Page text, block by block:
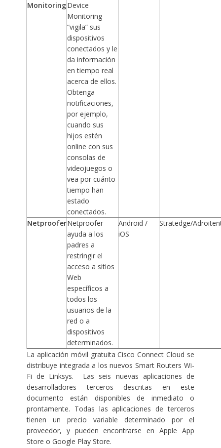
MonitoringDevice
Monitoring
“vigila” sus
dispositivos
conectados y le
da información
en tiempo real
acerca de ellos.
Obtenga
notificaciones,
por ejemplo,
cuando sus
hijos estén
online con sus
consolas de
videojuegos o
vea por cuánto
tiempo han
estado
conectados.
NetprooferNetproofer
ayuda a los
padres a
restringir el
acceso a sitios
Web
específicos a
todos los
usuarios de la
red o a
dispositivos
determinados.
Android /
iOS
Stratedge/
La aplicación móvil gratuita Cisco Connect Cloud se
distribuye integrada a los nuevos Smart Routers Wi-
Fi de Linksys. Las seis nuevas aplicaciones de
desarrolladores terceros descritas en este
documento están disponibles de inmediato o
prontamente. Todas las aplicaciones de terceros
tienen un precio variable determinado por el
proveedor, y pueden encontrarse en Apple App
Store o Google Play Store.